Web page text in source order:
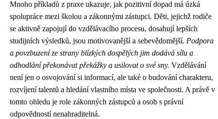
Mnoho příkladů z praxe ukazuje, jak pozitivní dopad má úzká
spolupráce mezi školou a zákonnými zástupci. Děti, jejichž rodiče
se aktivně zapojují do vzdělávacího procesu, dosahují lepších
studijních výsledků, jsou motivovanější a sebevědomější. Podpora
a povzbuzení ze strany blízkých dospělých jim dodává sílu a
odhodlání překonávat překážky a usilovat o své sny. Vzdělávání
není jen o osvojování si informací, ale také o budování charakteru,
rozvíjení talentů a hledání vlastního místa ve společnosti. A právě v
tomto ohledu je role zákonných zástupců a osob s právní
odpovědností nenahraditelná.